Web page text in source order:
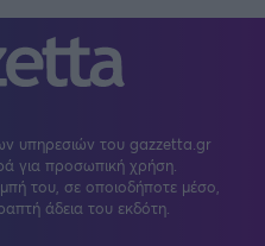
υπηρεσιών του gazzetta.gr
για προσωπική χρήση.
του, σε οποιοδήποτε μέσο,
άδεια του εκδότη.